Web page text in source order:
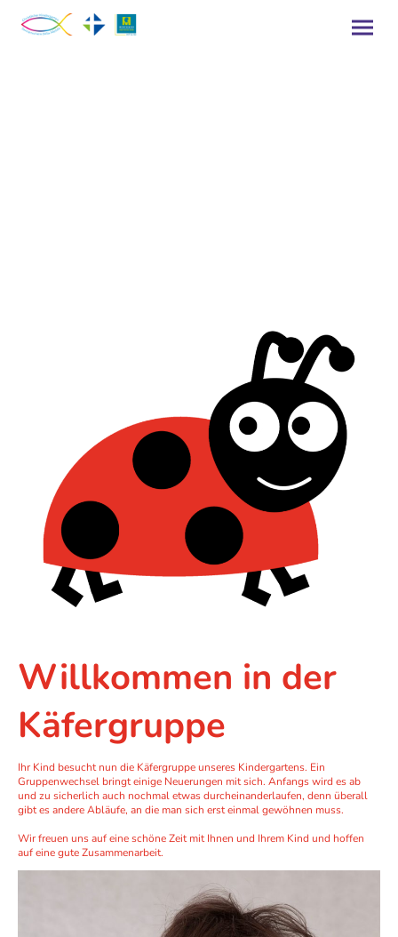
Willkommen in der
Käfergruppe
Ihr Kind besucht nun die Käfergruppe unseres Kindergartens. Ein
Gruppenwechsel bringt einige Neuerungen mit sich. Anfangs wird es ab
und zu sicherlich auch nochmal etwas durcheinanderlaufen, denn überall
gibt es andere Abläufe, an die man sich erst einmal gewöhnen muss.
Wir freuen uns auf eine schöne Zeit mit Ihnen und Ihrem Kind und hoffen
auf eine gute Zusammenarbeit.